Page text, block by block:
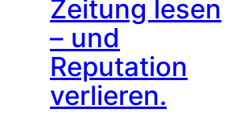
Zeitung lesen
– und
Reputation
verlieren.